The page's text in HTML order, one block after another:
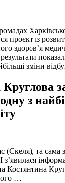
проєкт із
здоров’я
зміни
з
(Скеля), та сама
Костянтина
…